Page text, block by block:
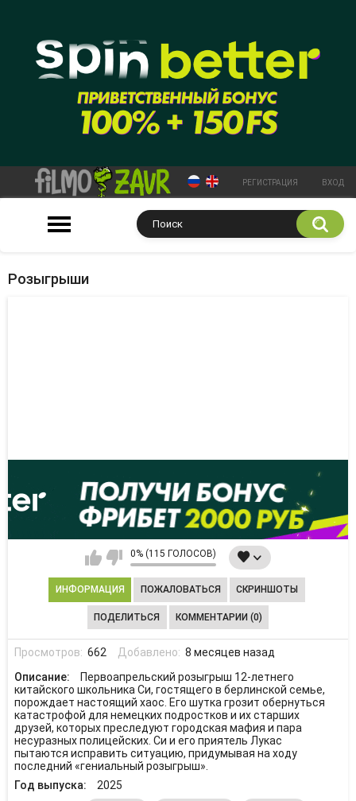
РЕГИСТРАЦИЯ ВХОД
Розыгрыши
0% (115 ГОЛОСОВ)
ИНФОРМАЦИЯ ПОЖАЛОВАТЬСЯ СКРИНШОТЫ
ПОДЕЛИТЬСЯ КОММЕНТАРИИ (0)
Просмотров: 662 Добавлено: 8 месяцев назад
Описание:
Первоапрельский розыгрыш 12-летнего
китайского школьника Си, гостящего в берлинской семье,
порождает настоящий хаос. Его шутка грозит обернуться
катастрофой для немецких подростков и их старших
друзей, которых преследуют городская мафия и пара
несуразных полицейских. Си и его приятель Лукас
пытаются исправить ситуацию, придумывая на ходу
последний «гениальный розыгрыш».
Год выпуска:
2025